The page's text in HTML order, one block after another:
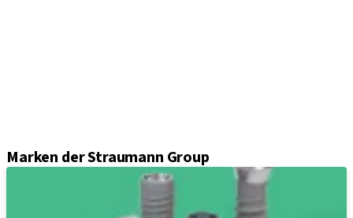
Marken der Straumann Group